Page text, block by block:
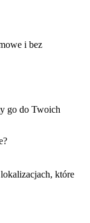
i bez
go do Twoich
które